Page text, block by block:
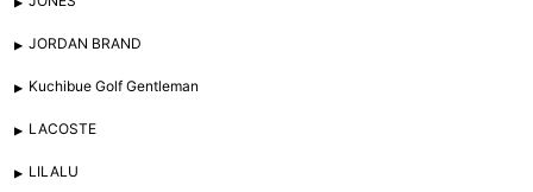
JORDAN BRAND
Kuchibue Golf Gentleman
LACOSTE
LILALU